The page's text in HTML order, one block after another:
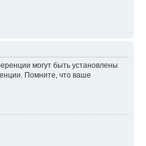
могут быть установлены
Помните, что ваше